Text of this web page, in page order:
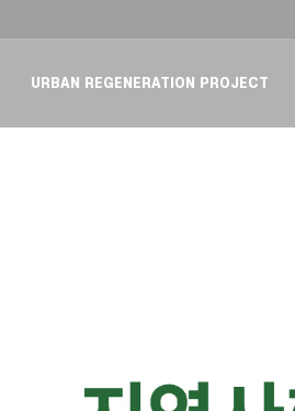
URBAN REGENERATION PROJECT